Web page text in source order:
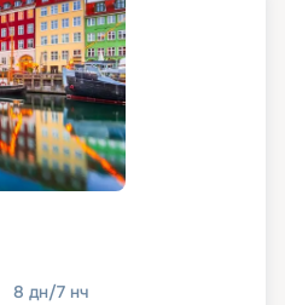
8 дн/7 нч